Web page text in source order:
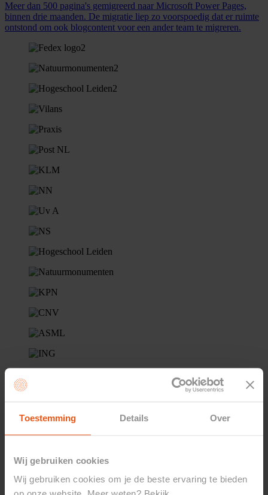
Toestemming Details Over
Wij gebruiken cookies
Wij gebruiken cookies om je de beste ervaring te bieden
Meer dan 500 pagina's gemigreerd naar Microsoft Power Pages,
binnen drie maanden. De migratie liep zo voorspoedig dat er ruimte
ontstond om ook blogcontent voor een ander team te migreren.